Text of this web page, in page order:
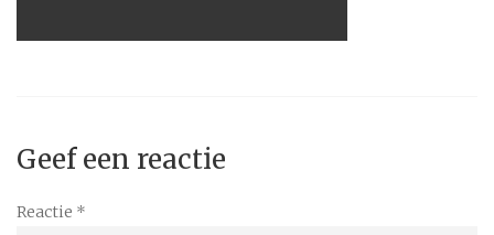
Geef een reactie
Reactie *